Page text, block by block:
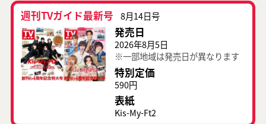
週刊TVガイド最新号 8月14日号
発売日
2026年8月5日
※一部地域は発売日が異なります
特別定価
590円
表紙
Kis-My-Ft2